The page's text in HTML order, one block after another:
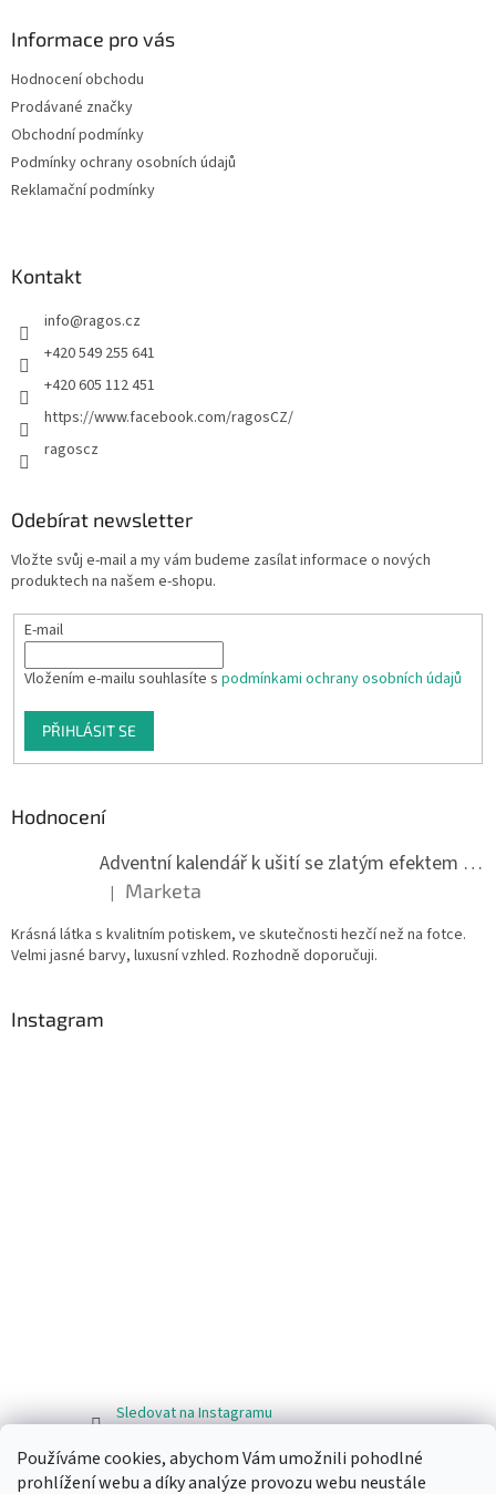
Používáme cookies, abychom Vám umožnili pohodlné
prohlížení webu a díky analýze provozu webu neustále
Informace pro vás
Hodnocení obchodu
Prodávané značky
Obchodní podmínky
Podmínky ochrany osobních údajů
Reklamační podmínky
Kontakt
info@ragos.cz
+420 549 255 641
+420 605 112 451
https://www.facebook.com/ragosCZ/
ragoscz
Odebírat newsletter
Vložte svůj e-mail a my vám budeme zasílat informace o nových
produktech na našem e-shopu.
E-mail
Vložením e-mailu souhlasíte s podmínkami ochrany osobních údajů
PŘIHLÁSIT SE
Hodnocení
Adventní kalendář k ušití se zlatým efektem 042Q
Hodnocení produktu je 5 z 5 hvězdiček.
| Marketa
Krásná látka s kvalitním potiskem, ve skutečnosti hezčí než na fotce.
Velmi jasné barvy, luxusní vzhled. Rozhodně doporučuji.
Instagram
Sledovat na Instagramu
Facebook